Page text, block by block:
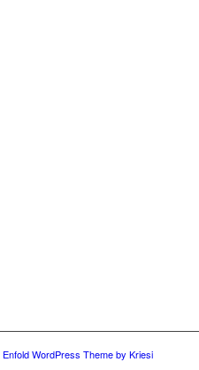
Enfold WordPress Theme by Kriesi